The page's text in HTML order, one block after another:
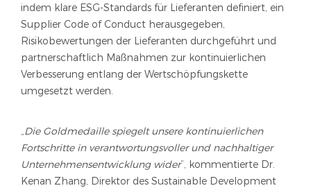
indem klare ESG-Standards für Lieferanten definiert, ein
Supplier Code of Conduct herausgegeben,
Risikobewertungen der Lieferanten durchgeführt und
partnerschaftlich Maßnahmen zur kontinuierlichen
Verbesserung entlang der Wertschöpfungskette
umgesetzt werden.
„Die Goldmedaille spiegelt unsere kontinuierlichen
Fortschritte in verantwortungsvoller und nachhaltiger
Unternehmensentwicklung wider“, kommentierte Dr.
Kenan Zhang, Direktor des Sustainable Development